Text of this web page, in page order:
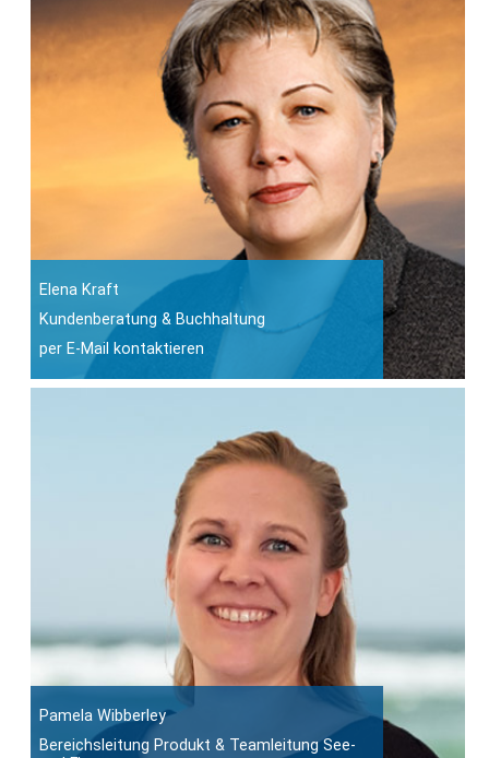
Elena Kraft
Kundenberatung & Buchhaltung
per E-Mail kontaktieren
Pamela Wibberley
Bereichsleitung Produkt & Teamleitung See-